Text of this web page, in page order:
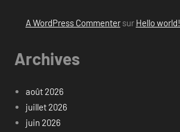
A WordPress Commentersur Hello world!
Archives
août 2026
juillet 2026
juin 2026